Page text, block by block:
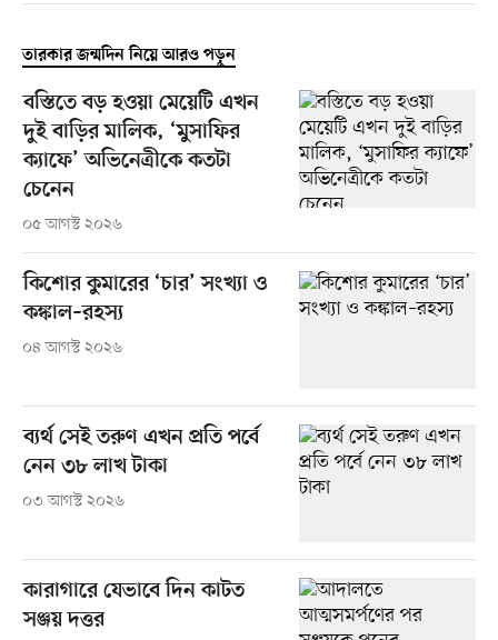
তারকার জন্মদিন নিয়ে আরও পড়ুন
বস্তিতে বড় হওয়া মেয়েটি এখন
দুই বাড়ির মালিক, ‘মুসাফির
ক্যাফে’ অভিনেত্রীকে কতটা
চেনেন
০৫ আগস্ট ২০২৬
কিশোর কুমারের ‘চার’ সংখ্যা ও
কঙ্কাল–রহস্য
০৪ আগস্ট ২০২৬
ব্যর্থ সেই তরুণ এখন প্রতি পর্বে
নেন ৩৮ লাখ টাকা
০৩ আগস্ট ২০২৬
কারাগারে যেভাবে দিন কাটত
সঞ্জয় দত্তর